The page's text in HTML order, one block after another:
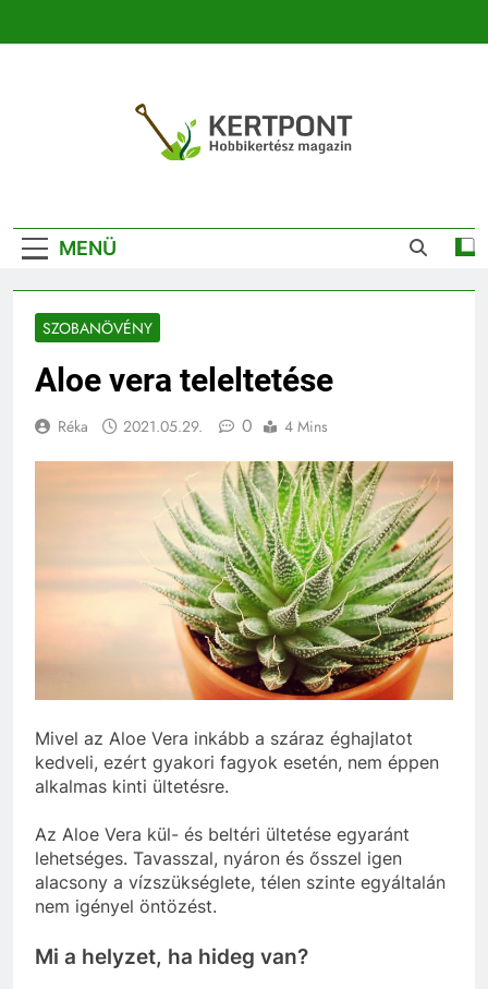
Kertészeti
Magazin |
Növénykereső És
Növényhatározó
MENÜ
SZOBANÖVÉNY
Aloe vera teleltetése
Réka 2021.05.29. 0 4 Mins
Mivel az Aloe Vera inkább a száraz éghajlatot
kedveli, ezért gyakori fagyok esetén, nem éppen
alkalmas kinti ültetésre.
Az Aloe Vera kül- és beltéri ültetése egyaránt
lehetséges. Tavasszal, nyáron és ősszel igen
alacsony a vízszükséglete, télen szinte egyáltalán
nem igényel öntözést.
Mi a helyzet, ha hideg van?